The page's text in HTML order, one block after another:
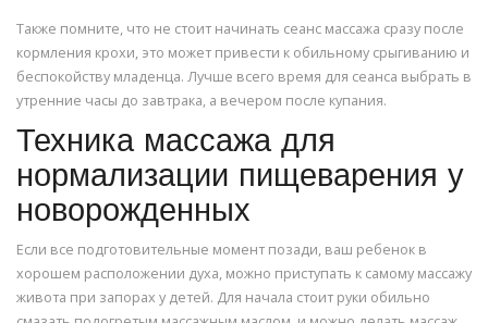
Также помните, что не стоит начинать сеанс массажа сразу после
кормления крохи, это может привести к обильному срыгиванию и
беспокойству младенца. Лучше всего время для сеанса выбрать в
утренние часы до завтрака, а вечером после купания.
Техника массажа для
нормализации пищеварения у
новорожденных
Если все подготовительные момент позади, ваш ребенок в
хорошем расположении духа, можно приступать к самому массажу
живота при запорах у детей. Для начала стоит руки обильно